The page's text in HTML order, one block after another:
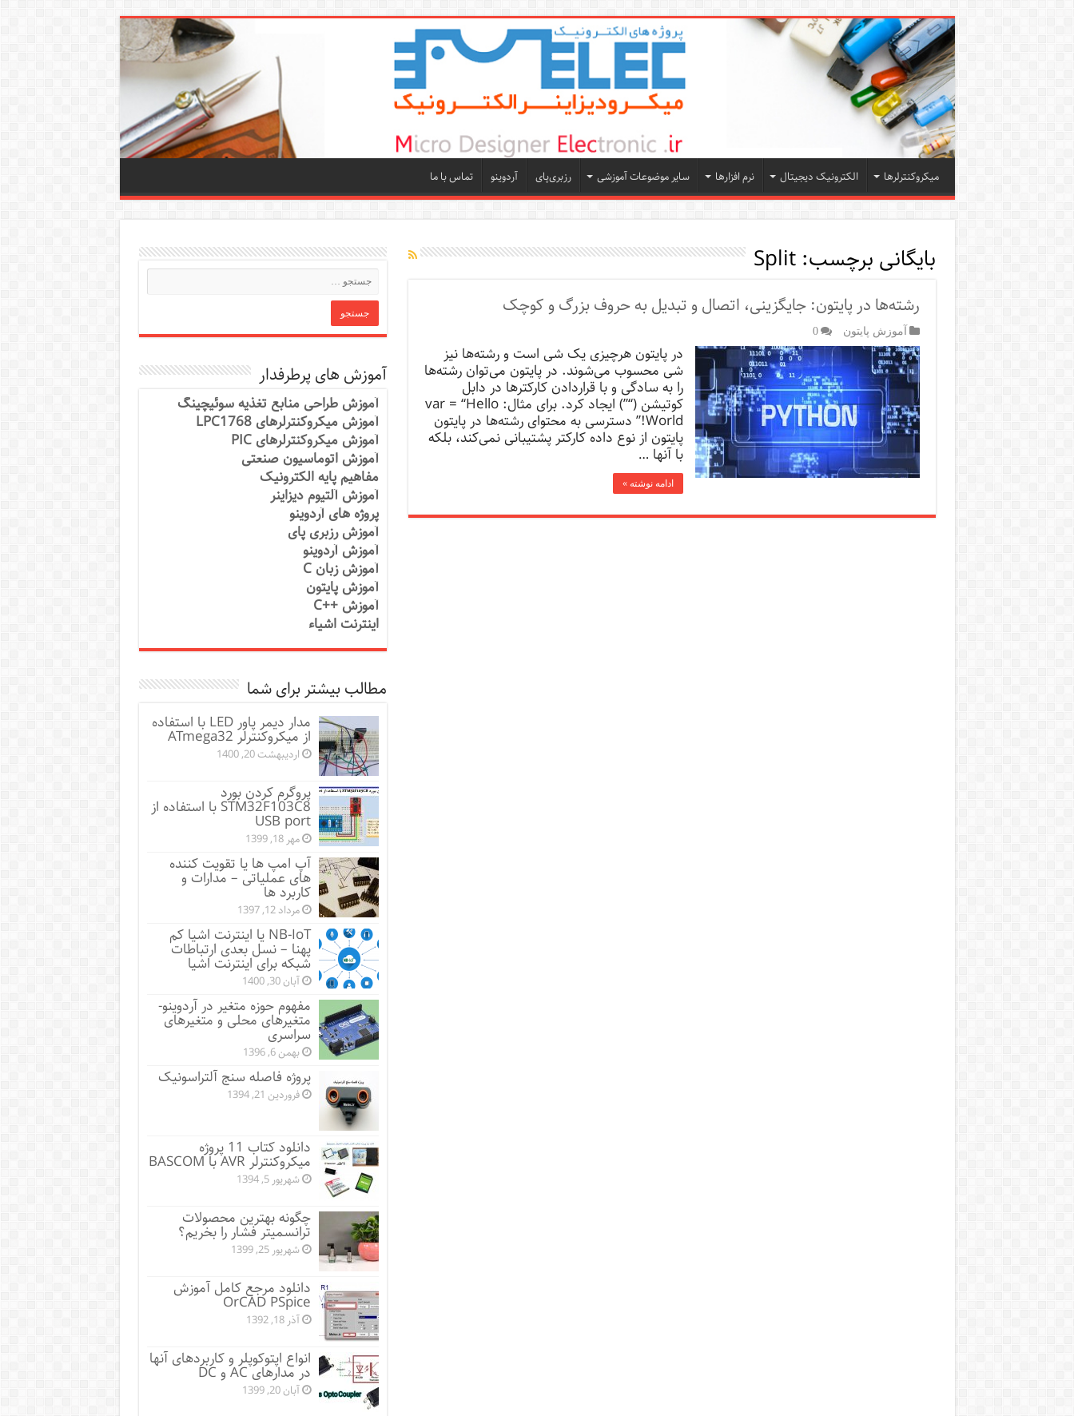
میکروکنترلرها الکترونیک دیجیتال نرم افزارها سایر موضوعات آموزشی رزبری‌پای آردوینو تماس با ما
بایگانی برچسب:Split
رشته‌ها در پایتون: جایگزینی، اتصال و تبدیل به حروف بزرگ و کوچک
آموزش پایتون 0
در پایتون هرچیزی یک شی است و رشته‌ها نیز
شی محسوب می‌شوند. در پایتون می‌توان رشته‌ها
را به سادگی و با قراردادن کارکترها در دابل
کوتیشن (“”) ایجاد کرد. برای مثال: var = “Hello
World!” دسترسی به محتوای رشته‌ها در پایتون
پایتون از نوع داده کارکتر پشتیبانی نمی‌کند، بلکه
با آنها …
ادامه نوشته »
آموزش های پرطرفدار
آموزش طراحی منابع تغذیه سوئیچینگ
آموزش میکروکنترلرهای LPC1768
آموزش میکروکنترلرهای PIC
آموزش اتوماسیون صنعتی
مفاهیم پایه الکترونیک
آموزش آلتیوم دیزاینر
پروژه های آردوینو
آموزش رزبری پای
آموزش آردوینو
آموزش زبان C
آموزش پایتون
آموزش ++C
اینترنت اشیاء
مطالب بیشتر برای شما
مدار دیمر پاور LED با استفاده
از میکروکنترلر ATmega32
اردیبهشت 20, 1400
پروگرم کردن بورد
STM32F103C8 با استفاده از
USB port
مهر 18, 1399
آپ امپ ها یا تقویت کننده
های عملیاتی – مدارات و
کاربرد ها
مرداد 12, 1397
NB-IoT یا اینترنت اشیا کم
پهنا – نسل بعدی ارتباطات
شبکه برای اینترنت اشیا
آبان 30, 1400
مفهوم حوزه متغیر در آردوینو-
متغیرهای محلی و متغیرهای
سراسری
بهمن 6, 1396
پروژه فاصله سنج آلتراسونیک
فروردین 21, 1394
دانلود کتاب 11 پروژه
میکروکنترلر AVR با BASCOM
شهریور 5, 1394
چگونه بهترین محصولات
ترانسمیتر فشار را بخریم؟
شهریور 25, 1399
دانلود مرجع کامل آموزش
OrCAD PSpice
آذر 18, 1392
انواع اپتوکوپلر و کاربردهای آنها
در مدارهای AC و DC
آبان 20, 1399